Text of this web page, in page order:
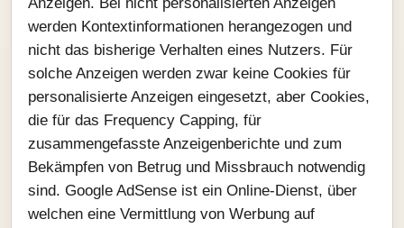
werden Kontextinformationen herangezogen und
nicht das bisherige Verhalten eines Nutzers. Für
solche Anzeigen werden zwar keine Cookies für
personalisierte Anzeigen eingesetzt, aber Cookies,
die für das Frequency Capping, für
zusammengefasste Anzeigenberichte und zum
Bekämpfen von Betrug und Missbrauch notwendig
sind. Google AdSense ist ein Online-Dienst, über
welchen eine Vermittlung von Werbung auf